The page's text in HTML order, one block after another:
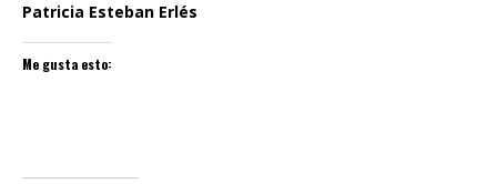
Patricia Esteban Erlés
Me gusta esto: